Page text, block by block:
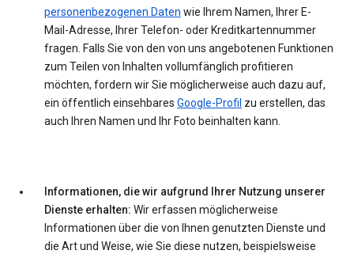
personenbezogenen Daten wie Ihrem Namen, Ihrer E-
Mail-Adresse, Ihrer Telefon- oder Kreditkartennummer
fragen. Falls Sie von den von uns angebotenen Funktionen
zum Teilen von Inhalten vollumfänglich profitieren
möchten, fordern wir Sie möglicherweise auch dazu auf,
ein öffentlich einsehbares Google-Profil zu erstellen, das
auch Ihren Namen und Ihr Foto beinhalten kann.
Informationen, die wir aufgrund Ihrer Nutzung unserer
Dienste erhalten: Wir erfassen möglicherweise
Informationen über die von Ihnen genutzten Dienste und
die Art und Weise, wie Sie diese nutzen, beispielsweise